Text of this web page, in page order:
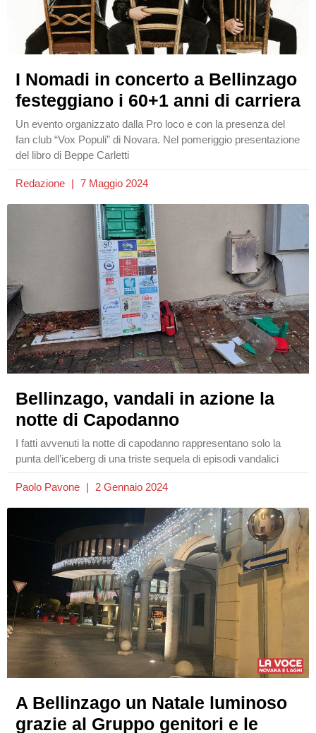
I Nomadi in concerto a Bellinzago
festeggiano i 60+1 anni di carriera
Un evento organizzato dalla Pro loco e con la presenza del
fan club “Vox Populi” di Novara. Nel pomeriggio presentazione
del libro di Beppe Carletti
Redazione 7 Maggio 2024
Bellinzago, vandali in azione la
notte di Capodanno
I fatti avvenuti la notte di capodanno rappresentano solo la
punta dell’iceberg di una triste sequela di episodi vandalici
Paolo Pavone 2 Gennaio 2024
A Bellinzago un Natale luminoso
grazie al Gruppo genitori e le